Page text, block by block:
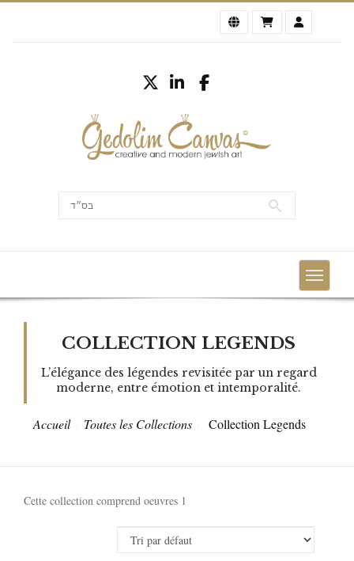
COLLECTION LEGENDS
L’élégance des légendes revisitée par un regard
moderne, entre émotion et intemporalité.
Accueil Toutes les Collections Collection Legends
Cette collection comprend oeuvres 1